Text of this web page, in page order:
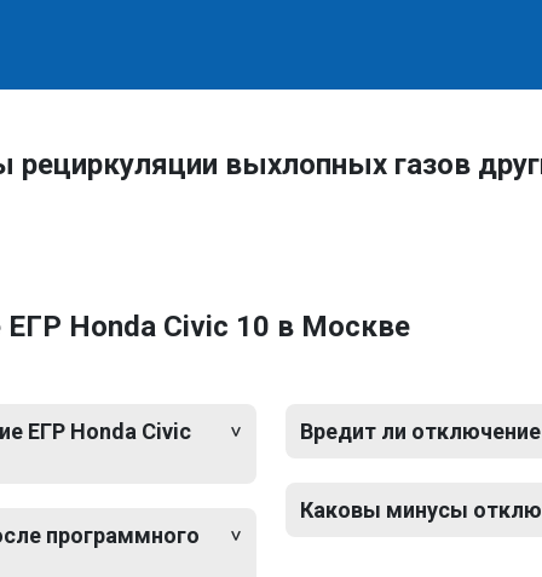
выхлопных газов
Honda Civic 10 в Москве
ЕГР Honda Civic
программного
Вредит ли
Каковы минусы